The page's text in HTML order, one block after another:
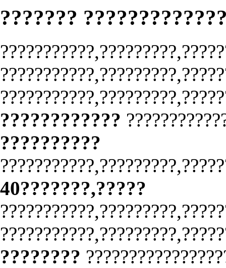
???????
????????????
??????????
40???????,?????
????????